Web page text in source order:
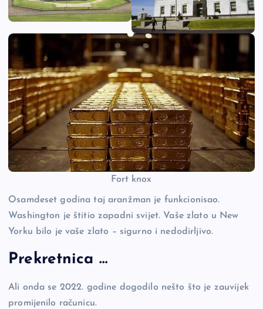
Fort knox
Osamdeset godina taj aranžman je funkcionisao.
Washington je štitio zapadni svijet. Vaše zlato u New
Yorku bilo je vaše zlato – sigurno i nedodirljivo.
Prekretnica …
Ali onda se 2022. godine dogodilo nešto što je zauvijek
promijenilo računicu.